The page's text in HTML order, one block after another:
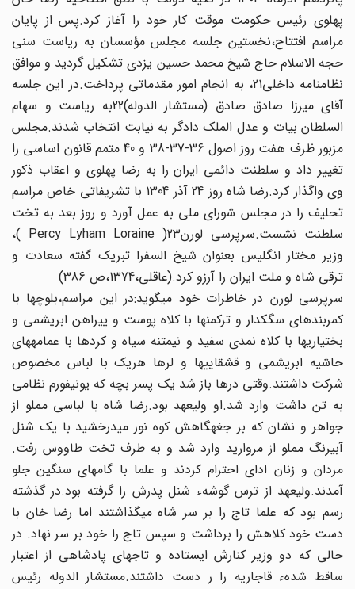
پهلوی رئیس حکومت موقت کار خود را آغاز کرد.پس از پایان
مراسم‏ افتتاح،نخستین جلسه مجلس مؤسسان به ریاست سنی
حجه الاسلام‏ حاج شیخ محمد حسین یزدی تشکیل گردید و موافق
نظامنامه داخلی‏21، به انجام امور مقدماتی پرداخت.در این جلسه
آقای میرزا صادق صادق‏ (مستشار الدوله)22به ریاست و سهام
السلطان بیات و عدل الملک دادگر به‏ نیابت انتخاب شدند.مجلس
مزبور ظرف هفت روز اصول 36-37-38 و 40 متمم قانون اساسی را
تغییر داد و سلطنت دائمی ایران را به رضا پهلوی و اعقاب ذکور
وی واگذار کرد.رضا شاه روز 24 آذر 1304 با تشریفاتی خاص‏ مراسم
تحلیف را در مجلس شورای ملی به عمل آورد و روز بعد به تخت‏
سلطنت نشست.سرپرسی لورن‏23( Percy Lyham Loraine )،
وزیر مختار انگلیس بعنوان شیخ السفرا تبریک گفته سعادت و
ترقی شاه‏ و ملت ایران را آرزو کرد.(عاقلی،1374،ص 386)
سرپرسی لورن در خاطرات خود می‏گوید:در این مراسم،بلوچ‏ها با
کمربندهای سگک‏دار و ترکمن‏ها با کلاه پوست و پیراهن ابریشمی‏ و
بختیاری‏ها با کلاه نمدی سفید و نیم‏تنه سیاه و کردها با عمامه‏های‏
حاشیه ابریشمی و قشقایی‏ها و لرها هریک با لباس مخصوص‏
شرکت داشتند.وقتی درها باز شد یک پسر بچه که یونیفورم‏ نظامی
به تن داشت وارد شد.او ولیعهد بود.رضا شاه با لباسی مملو از
جواهر و نشان که بر جغه‏گاهش کوه نور می‏درخشید با یک شنل‏
آبی‏رنگ مملو از مروارید وارد شد و به طرف تخت طاووس رفت.
مردان و زنان ادای احترام کردند و علما با گامهای سنگین جلو
آمدند.ولیعهد از ترس گوشهء شنل پدرش را گرفته بود.در گذشته‏
رسم بود که علما تاج را بر سر شاه می‏گذاشتند اما رضا خان با
دست خود کلاهش را برداشت و سپس تاج را خود بر سر نهاد. در
حالی که دو وزیر کنارش ایستاده و تاجهای پادشاهی از اعتبار
ساقط شدهء قاجاریه را ر دست داشتند.مستشار الدوله رئیس‏